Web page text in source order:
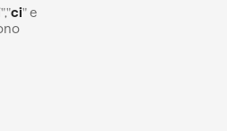
","ci" e